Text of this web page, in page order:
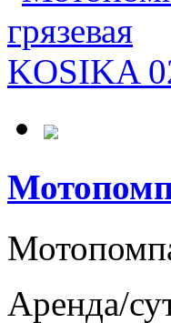
Аренда/